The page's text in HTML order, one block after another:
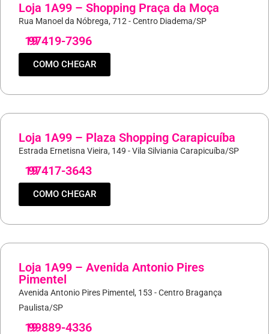
Loja 1A99 – Shopping Praça da Moça
Rua Manoel da Nóbrega, 712 - Centro Diadema/SP
19
97419-7396
COMO CHEGAR
Loja 1A99 – Plaza Shopping Carapicuíba
Estrada Ernetisna Vieira, 149 - Vila Silviania Carapicuíba/SP
19
97417-3643
COMO CHEGAR
Loja 1A99 – Avenida Antonio Pires
Pimentel
Avenida Antonio Pires Pimentel, 153 - Centro Bragança
Paulista/SP
19
99889-4336